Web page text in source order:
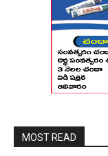
MOST READ